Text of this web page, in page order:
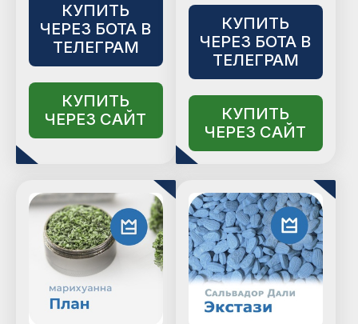
КУПИТЬ
ЧЕРЕЗ БОТА В
ТЕЛЕГРАМ
КУПИТЬ
ЧЕРЕЗ САЙТ
КУПИТЬ
ЧЕРЕЗ БОТА В
ТЕЛЕГРАМ
КУПИТЬ
ЧЕРЕЗ САЙТ